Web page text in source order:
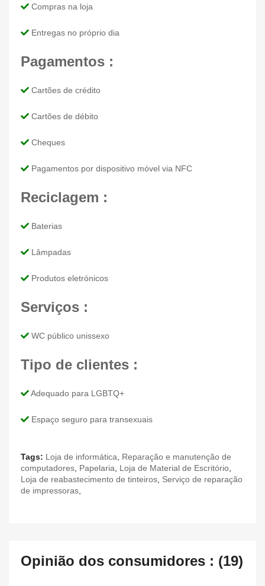
Compras na loja
Entregas no próprio dia
Pagamentos :
Cartões de crédito
Cartões de débito
Cheques
Pagamentos por dispositivo móvel via NFC
Reciclagem :
Baterias
Lâmpadas
Produtos eletrónicos
Serviços :
WC público unissexo
Tipo de clientes :
Adequado para LGBTQ+
Espaço seguro para transexuais
Tags: Loja de informática
Reparação e manutenção de
computadores Papelaria Loja de Material de Escritório
Loja de reabastecimento de tinteiros Serviço de reparação
de impressoras
Opinião dos consumidores : (19)